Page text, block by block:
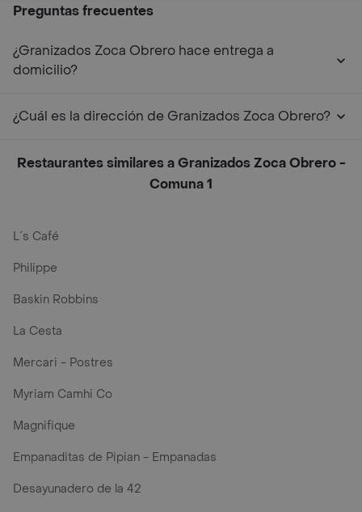
Preguntas frecuentes
¿Granizados Zoca Obrero hace entrega a
domicilio?
¿Cuál es la dirección de Granizados Zoca Obrero?
Restaurantes similares a Granizados Zoca Obrero -
Comuna 1
L´s Café
Philippe
Baskin Robbins
La Cesta
Mercari - Postres
Myriam Camhi Co
Magnifique
Empanaditas de Pipian - Empanadas
Desayunadero de la 42